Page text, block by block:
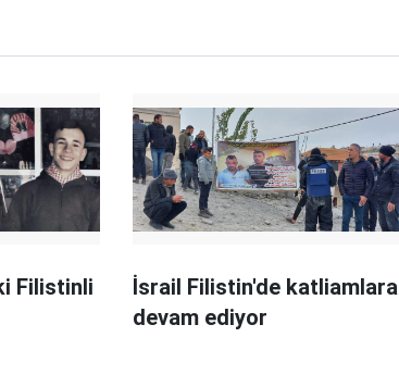
Filistinli
İsrail Filistin'de katliamlara
devam ediyor